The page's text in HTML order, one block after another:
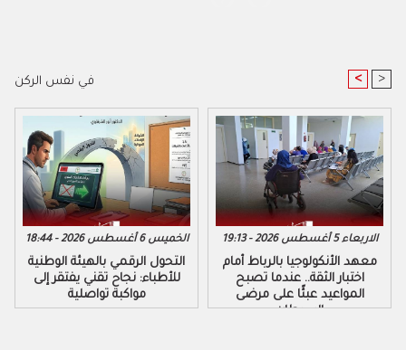
في نفس الركن < >
الخميس 6 أغسطس 2026 - 18:44
التحول الرقمي بالهيئة الوطنية
للأطباء: نجاح تقني يفتقر إلى
مواكبة تواصلية
الاربعاء 5 أغسطس 2026 - 19:13
معهد الأنكولوجيا بالرباط أمام
اختبار الثقة.. عندما تصبح
المواعيد عبئًا على مرضى
السرطان